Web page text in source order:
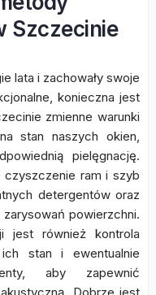
Szczecinie
lata i zachowały swoje
konieczna jest
zmienne warunki
stan naszych okien,
pielęgnację.
czyszczenie ram i szyb
detergentów oraz
powierzchni.
jest również kontrola
stan i ewentualnie
aby zapewnić